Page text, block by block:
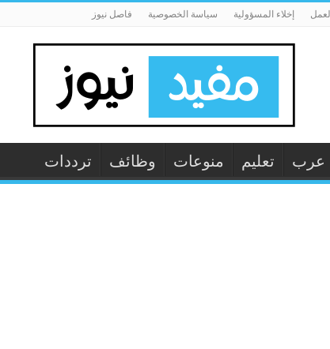
إخلاء المسؤولية سياسة الخصوصية فاصل نيوز
عرب تعليم منوعات وظائف ترددات